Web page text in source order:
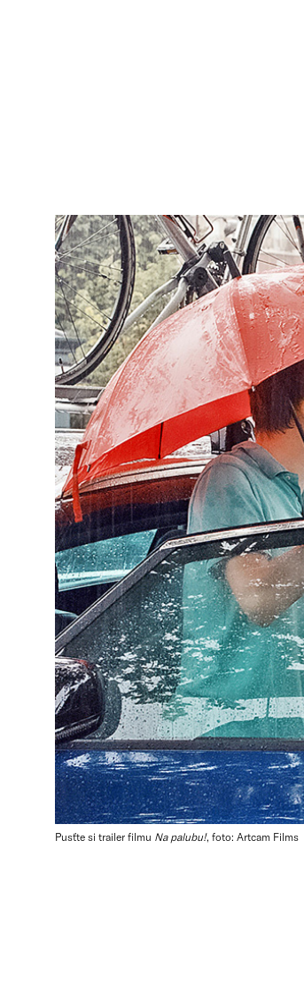
Pusťte si trailer filmu Na palubu!, foto: Artcam Films